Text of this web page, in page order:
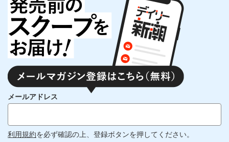
メールアドレス
利用規約を必ず確認の上、登録ボタンを押してください。